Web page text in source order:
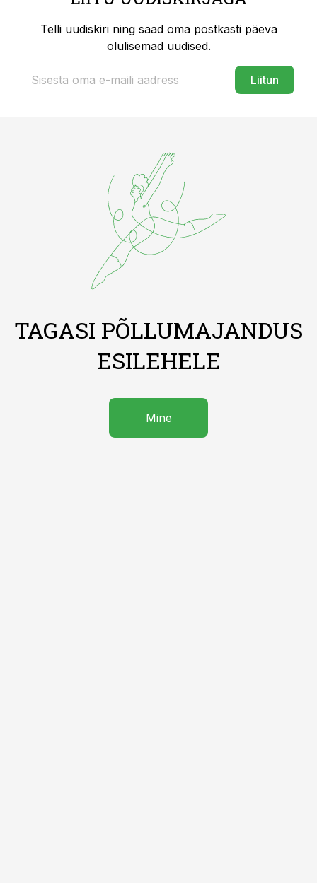
Telli uudiskiri ning saad oma postkasti päeva
olulisemad uudised.
Liitun
TAGASI PÕLLUMAJANDUS
ESILEHELE
Mine